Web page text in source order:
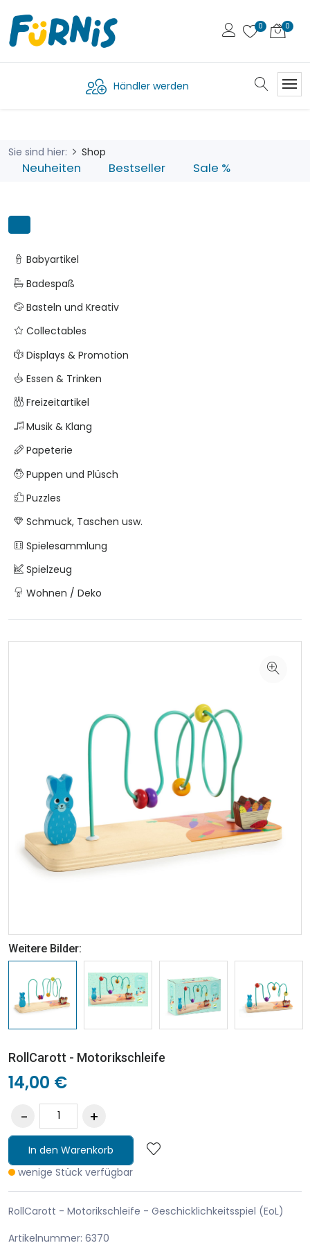
Händler werden
Sie sind hier: Shop
Neuheiten Bestseller Sale %
Babyartikel
Badespaß
Basteln und Kreativ
Collectables
Displays & Promotion
Essen & Trinken
Freizeitartikel
Musik & Klang
Papeterie
Puppen und Plüsch
Puzzles
Schmuck, Taschen usw.
Spielesammlung
Spielzeug
Wohnen / Deko
Weitere Bilder:
RollCarott - Motorikschleife
14,00 €
In den Warenkorb
wenige Stück verfügbar
RollCarott - Motorikschleife - Geschicklichkeitsspiel (EoL)
Artikelnummer: 6370